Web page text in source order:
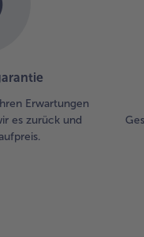
Erwartungen
es zurück und